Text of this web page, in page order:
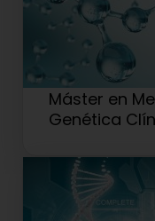
Máster en
Genética